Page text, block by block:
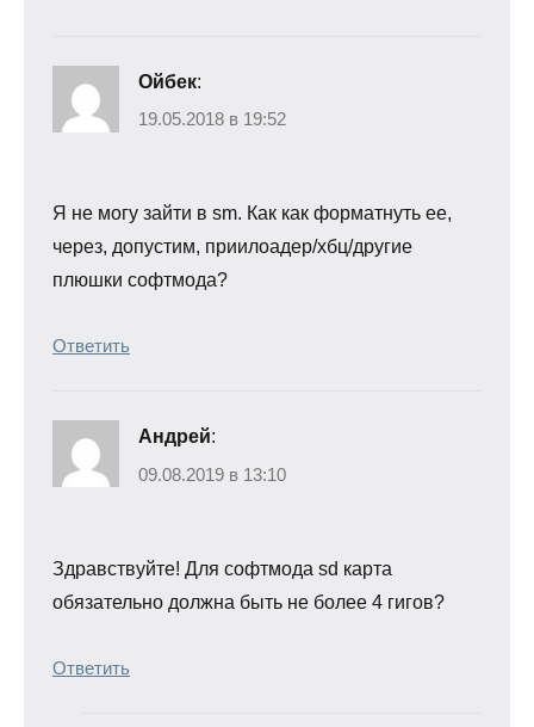
Ойбек:
19.05.2018 в 19:52
Я не могу зайти в sm. Как как форматнуть ее,
через, допустим, приилоадер/хбц/другие
плюшки софтмода?
Ответить
Андрей:
09.08.2019 в 13:10
Здравствуйте! Для софтмода sd карта
обязательно должна быть не более 4 гигов?
Ответить